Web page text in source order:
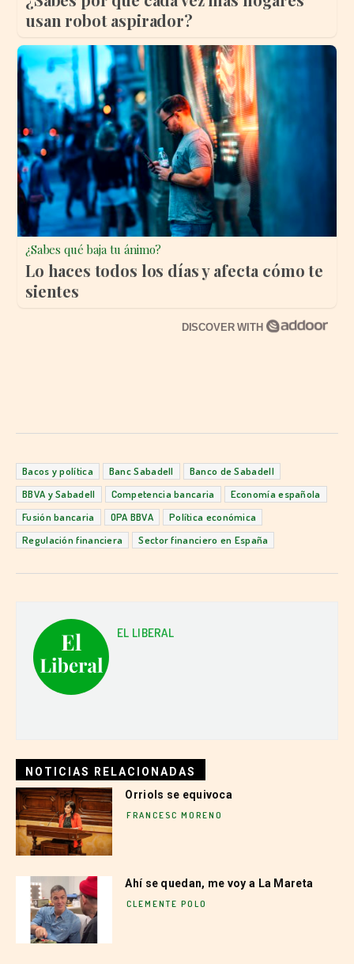
usan robot aspirador?
¿Sabes qué baja tu ánimo?
Lo haces todos los días y afecta cómo te
sientes
DISCOVER WITH
Bacos y política Banc Sabadell
Banco de Sabadell
BBVA y Sabadell
Competencia bancaria
Economía española
Fusión bancaria
OPA BBVA
Política económica
Regulación financiera
Sector financiero en España
EL LIBERAL
NOTICIAS RELACIONADAS
Orriols se equivoca
FRANCESC MORENO
Ahí se quedan, me voy a La Mareta
CLEMENTE POLO